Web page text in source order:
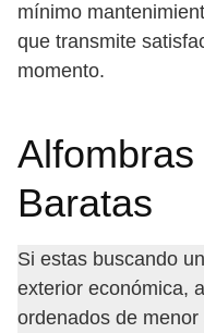
mínimo
que transmite
momento.
Baratas
Si estas buscando
exterior económica,
ordenados de